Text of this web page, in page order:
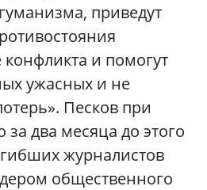
приведут
конфликта и помогут
ужасных и не
Песков при
за два месяца до этого
журналистов
общественного